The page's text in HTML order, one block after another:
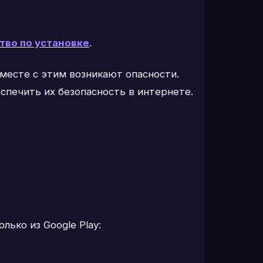
по установке.
с этим возникают опасности.
их безопасность в интернете.
из Google Play: